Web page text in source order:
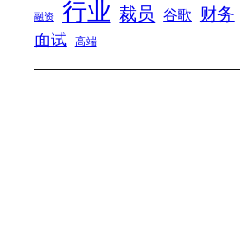
融资 行业 裁员 谷歌 财务
面试 高端